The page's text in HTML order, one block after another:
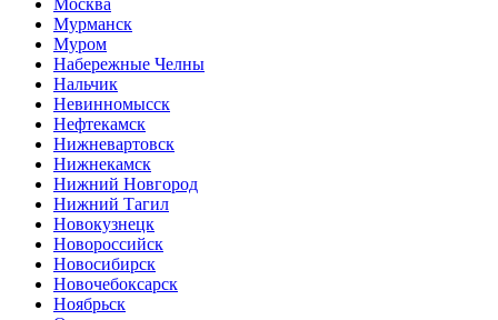
Мурманск
Муром
Набережные Челны
Нальчик
Невинномысск
Нефтекамск
Нижневартовск
Нижнекамск
Нижний Новгород
Нижний Тагил
Новокузнецк
Новороссийск
Новосибирск
Новочебоксарск
Ноябрьск